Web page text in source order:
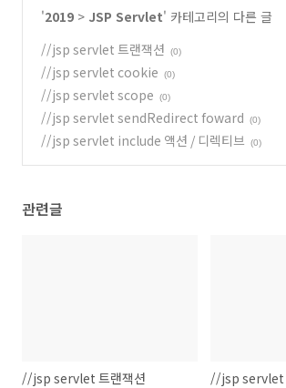
'2019 > JSP Servlet' 카테고리의 다른 글
//jsp servlet 트랜잭션
(0)
//jsp servlet cookie (0)
//jsp servlet scope (0)
//jsp servlet sendRedirect foward (0)
//jsp servlet include 액션 / 디렉티브 (0)
관련글
//jsp servlet 트랜잭션 //jsp